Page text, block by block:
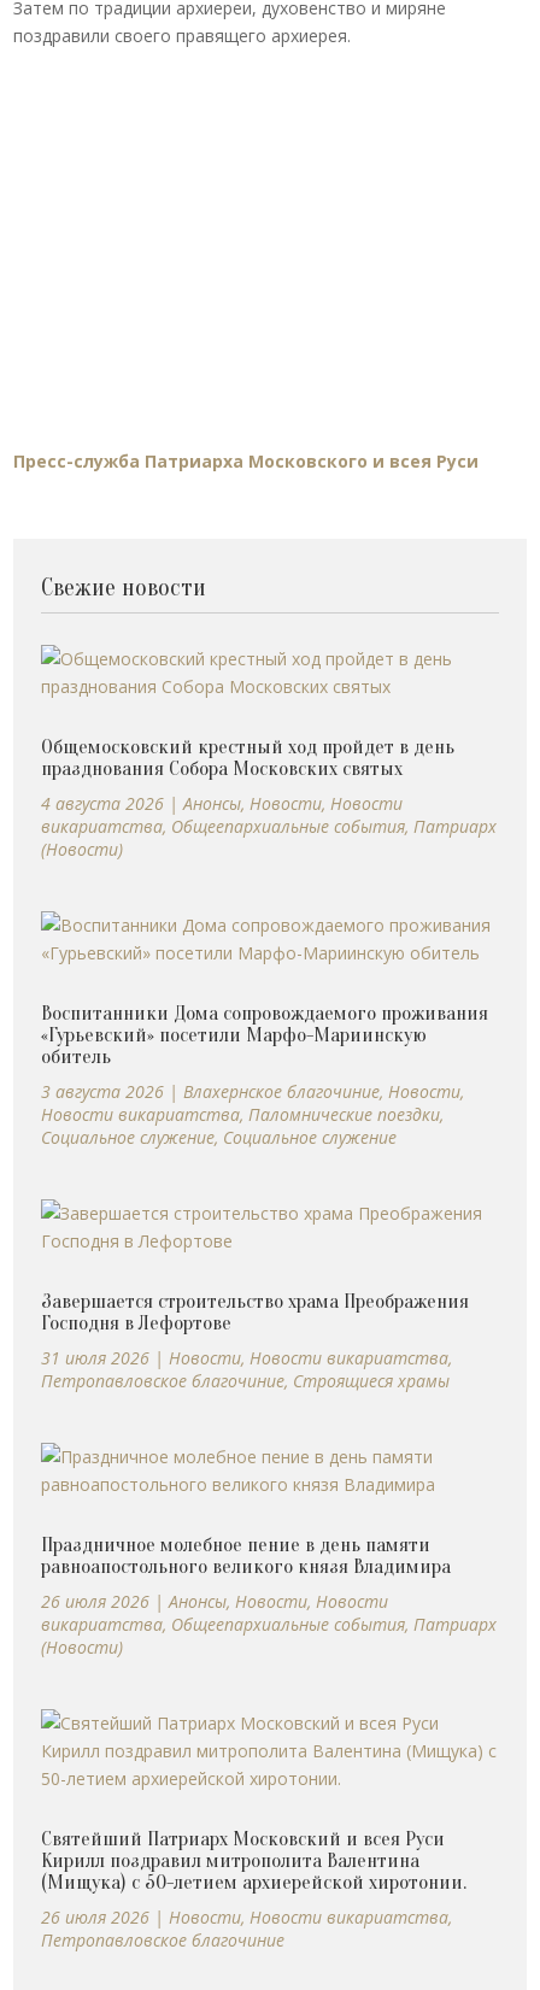
Затем по традиции архиереи, духовенство и миряне
поздравили своего правящего архиерея.
Пресс-служба Патриарха Московского и всея Руси
Свежие новости
Общемосковский крестный ход пройдет в день
празднования Собора Московских святых
4 августа 2026 |Анонсы,Новости,Новости
викариатства, Общеепархиальные события,Патриарх
(Новости)
Воспитанники Дома сопровождаемого проживания
«Гурьевский» посетили Марфо-Мариинскую
обитель
3 августа 2026 |Влахернское благочиние,Новости,
Новости викариатства,Паломнические поездки,
Социальное служение, Социальное служение
Завершается строительство храма Преображения
Господня в Лефортове
31 июля 2026 |Новости,Новости викариатства,
Петропавловское благочиние, Строящиеся храмы
Праздничное молебное пение в день памяти
равноапостольного великого князя Владимира
26 июля 2026 |Анонсы,Новости,Новости
викариатства, Общеепархиальные события,Патриарх
(Новости)
Святейший Патриарх Московский и всея Руси
Кирилл поздравил митрополита Валентина
(Мищука) с 50-летием архиерейской хиротонии.
26 июля 2026 |Новости,Новости викариатства,
Петропавловское благочиние